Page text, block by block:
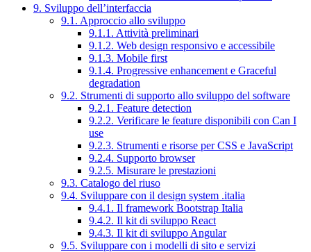
9. Sviluppo dell’interfaccia
9.1. Approccio allo sviluppo
9.1.1. Attività preliminari
9.1.2. Web design responsivo e accessibile
9.1.3. Mobile first
9.1.4. Progressive enhancement e Graceful
degradation
9.2. Strumenti di supporto allo sviluppo del software
9.2.1. Feature detection
9.2.2. Verificare le feature disponibili con Can I
use
9.2.3. Strumenti e risorse per CSS e JavaScript
9.2.4. Supporto browser
9.2.5. Misurare le prestazioni
9.3. Catalogo del riuso
9.4. Sviluppare con il design system .italia
9.4.1. Il framework Bootstrap Italia
9.4.2. Il kit di sviluppo React
9.4.3. Il kit di sviluppo Angular
9.5. Sviluppare con i modelli di sito e servizi